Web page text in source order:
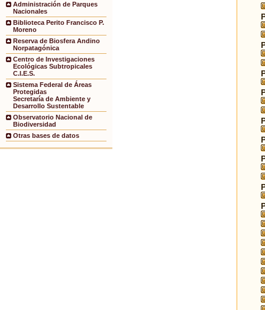
Administración de Parques
Nacionales
Biblioteca Perito Francisco P.
Moreno
Reserva de Biosfera Andino
Norpatagónica
Centro de Investigaciones
Ecológicas Subtropicales
C.I.E.S.
Sistema Federal de Áreas
Protegidas
Secretaría de Ambiente y
Desarrollo Sustentable
Observatorio Nacional de
Biodiversidad
Otras bases de datos